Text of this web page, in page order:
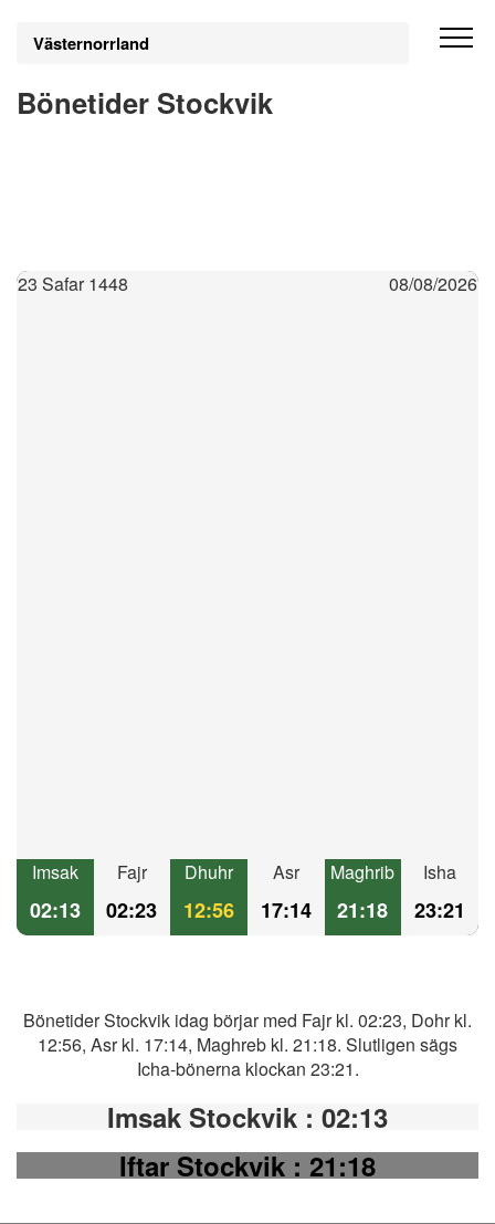
Västernorrland
Bönetider Stockvik
23 Safar 1448 08/08/2026
Imsak
02:13
Fajr
02:23
Dhuhr
12:56
Asr
17:14
Maghrib
21:18
Isha
23:21
Bönetider Stockvik idag börjar med Fajr kl. 02:23, Dohr kl.
12:56, Asr kl. 17:14, Maghreb kl. 21:18. Slutligen sägs
Icha-bönerna klockan 23:21.
Imsak Stockvik : 02:13
Iftar Stockvik: 21:18